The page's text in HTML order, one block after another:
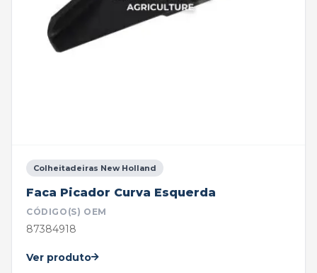
Colheitadeiras New Holland
Faca Picador Curva Esquerda
CÓDIGO(S) OEM
87384918
Ver produto